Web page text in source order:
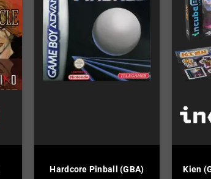
Hardcore Pinball (GBA) Kien